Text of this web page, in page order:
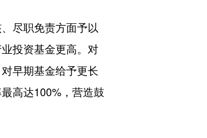
尽职免责方面予以
投资基金更高。对
早期基金给予更长
高达100%，营造鼓